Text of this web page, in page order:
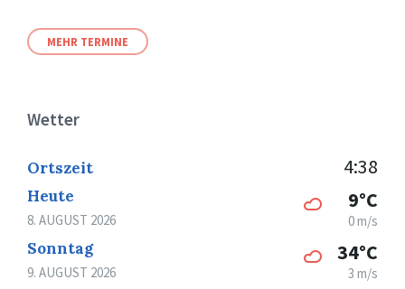
MEHR TERMINE
Wetter
Ortszeit 4:38
Heute
8. AUGUST 2026
9°C
0 m/s
Sonntag
9. AUGUST 2026
34°C
3 m/s